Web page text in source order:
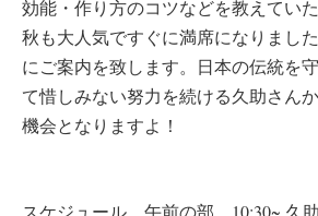
効能・作り方のコツなどを教えてい
秋も大人気ですぐに満席になりまし
にご案内を致します。日本の伝統を
て惜しみない努力を続ける久助さん
機会となりますよ！
スケジュール 午前の部 10:30~ 久